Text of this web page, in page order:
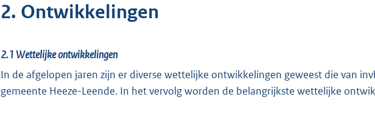
2. Ontwikkelingen
2.1 Wettelijke ontwikkelingen
In de afgelopen jaren zijn er diverse wettelijke ontwikkelingen geweest die van
gemeente Heeze-Leende. In het vervolg worden de belangrijkste wettelijke